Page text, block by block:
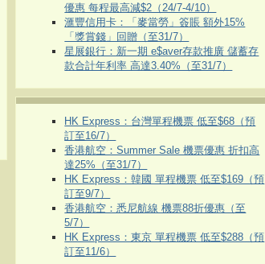
優惠 每程最高減$2（24/7-4/10）
滙豐信用卡：「麥當勞」簽賬 額外15%
「獎賞錢」回贈（至31/7）
星展銀行：新一期 e$aver存款推廣 儲蓄存
款合計年利率 高達3.40%（至31/7）
HK Express：台灣單程機票 低至$68（預
訂至16/7）
香港航空：Summer Sale 機票優惠 折扣高
達25%（至31/7）
HK Express：韓國 單程機票 低至$169（預
訂至9/7）
香港航空：悉尼航線 機票88折優惠（至
5/7）
HK Express：東京 單程機票 低至$288（預
訂至11/6）